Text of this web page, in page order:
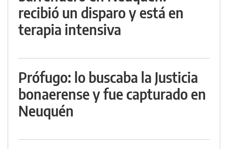
recibió un disparo y está en
terapia intensiva
Prófugo: lo buscaba la Justicia
bonaerense y fue capturado en
Neuquén